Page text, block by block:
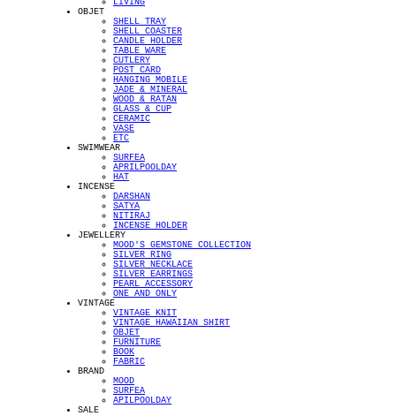
LIVING
OBJET
SHELL TRAY
SHELL COASTER
CANDLE HOLDER
TABLE WARE
CUTLERY
POST CARD
HANGING MOBILE
JADE & MINERAL
WOOD & RATAN
GLASS & CUP
CERAMIC
VASE
ETC
SWIMWEAR
SURFEA
APRILPOOLDAY
HAT
INCENSE
DARSHAN
SATYA
NITIRAJ
INCENSE HOLDER
JEWELLERY
MOOD'S GEMSTONE COLLECTION
SILVER RING
SILVER NECKLACE
SILVER EARRINGS
PEARL ACCESSORY
ONE AND ONLY
VINTAGE
VINTAGE KNIT
VINTAGE HAWAIIAN SHIRT
OBJET
FURNITURE
BOOK
FABRIC
BRAND
MOOD
SURFEA
APILPOOLDAY
SALE